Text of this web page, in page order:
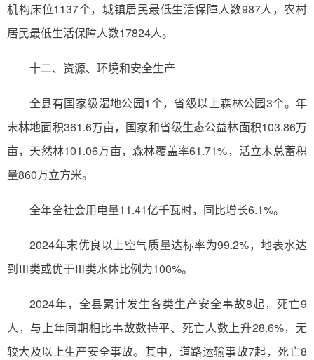
机构床位1137个，城镇居民最低生活保障人数987人，农村
居民最低生活保障人数17824人。
十二、资源、环境和安全生产
全县有国家级湿地公园1个，省级以上森林公园3个。年
末林地面积361.6万亩，国家和省级生态公益林面积103.86万
亩，天然林101.06万亩，森林覆盖率61.71%，活立木总蓄积
量860万立方米。
全年全社会用电量11.41亿千瓦时，同比增长6.1%。
2024年末优良以上空气质量达标率为99.2%，地表水达
到Ⅲ类或优于Ⅲ类水体比例为100%。
2024年，全县累计发生各类生产安全事故8起，死亡9
人，与上年同期相比事故数持平、死亡人数上升28.6%，无
较大及以上生产安全事故。其中，道路运输事故7起，死亡8